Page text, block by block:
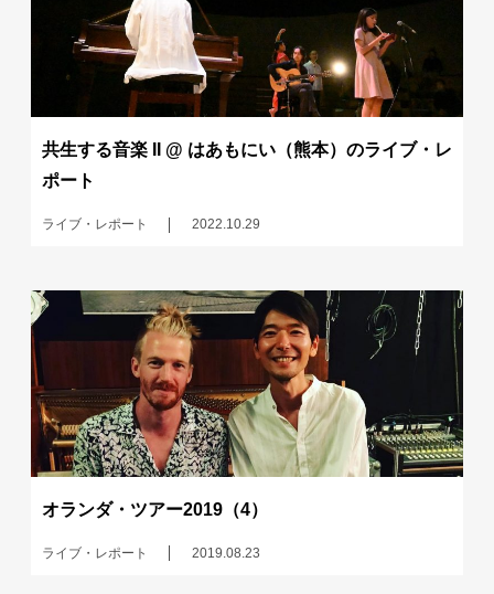
共生する音楽 II @ はあもにい（熊本）のライブ・レ
ポート
ライブ・レポート 2022.10.29
オランダ・ツアー2019（4）
ライブ・レポート 2019.08.23